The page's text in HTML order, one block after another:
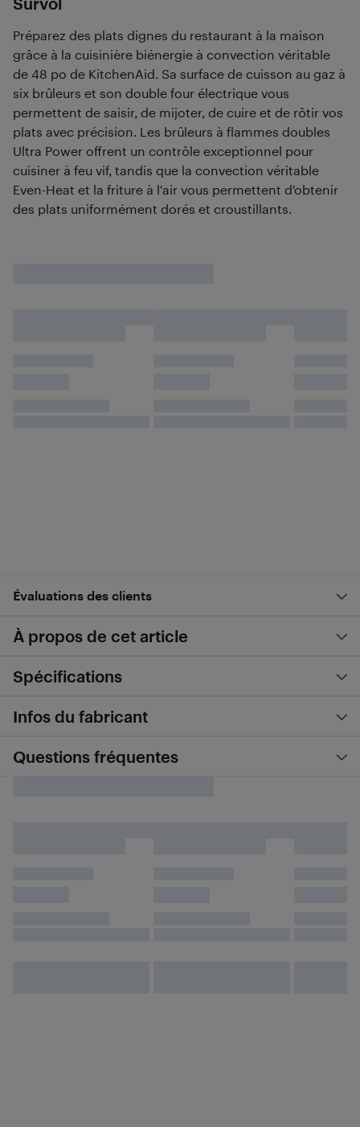
Préparez des plats dignes du restaurant à la maison
grâce à la cuisinière biénergie à convection véritable
de 48 po de KitchenAid. Sa surface de cuisson au gaz à
six brûleurs et son double four électrique vous
permettent de saisir, de mijoter, de cuire et de rôtir vos
plats avec précision. Les brûleurs à flammes doubles
Ultra Power offrent un contrôle exceptionnel pour
cuisiner à feu vif, tandis que la convection véritable
Even-Heat et la friture à l'air vous permettent d'obtenir
des plats uniformément dorés et croustillants.
Évaluations des clients
À propos de cet article
Spécifications
Infos du fabricant
Questions fréquentes